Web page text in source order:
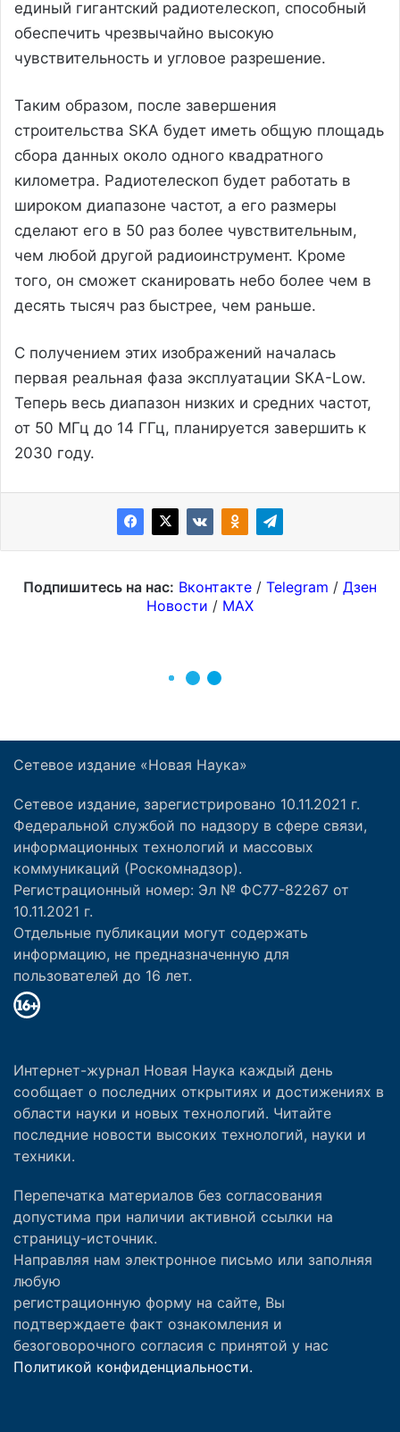
Сетевое издание «Новая Наука»
Сетевое издание, зарегистрировано 10.11.2021 г.
Федеральной службой по надзору в сфере связи,
информационных технологий и массовых
коммуникаций (Роскомнадзор).
Регистрационный номер: Эл № ФС77-82267 от
10.11.2021 г.
Отдельные публикации могут содержать
информацию, не предназначенную для
пользователей до 16 лет.
Интернет-журнал Новая Наука каждый день
сообщает о последних открытиях и достижениях в
области науки и новых технологий. Читайте
последние новости высоких технологий, науки и
техники.
Перепечатка материалов без согласования
допустима при наличии активной ссылки на
страницу-источник.
Направляя нам электронное письмо или заполняя
любую
регистрационную форму на сайте, Вы
подтверждаете факт ознакомления и
безоговорочного согласия с принятой у нас
Политикой конфиденциальности.